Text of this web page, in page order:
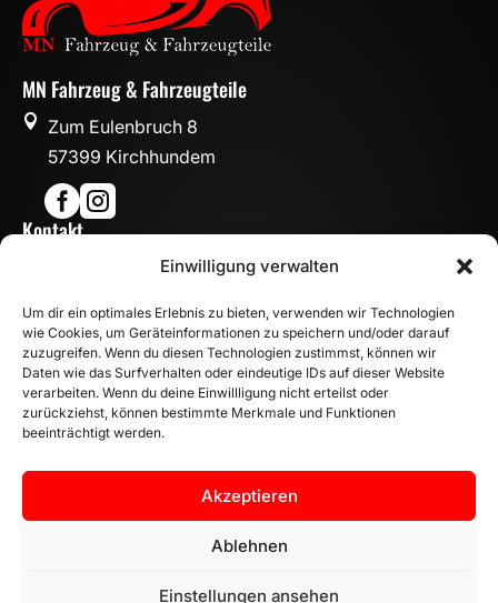
Einwilligung verwalten
Um dir ein optimales Erlebnis zu bieten, verwenden wir Technologien
wie Cookies, um Geräteinformationen zu speichern und/oder darauf
zuzugreifen. Wenn du diesen Technologien zustimmst, können wir
Daten wie das Surfverhalten oder eindeutige IDs auf dieser Website
verarbeiten. Wenn du deine Einwillligung nicht erteilst oder
zurückziehst, können bestimmte Merkmale und Funktionen
beeinträchtigt werden.
Akzeptieren
Ablehnen
Einstellungen ansehen
MN Fahrzeug & Fahrzeugteile

Zum Eulenbruch 8
57399 Kirchhundem

Kontakt
info@mn-fahrzeugteile.de
 WhatsApp
Öffnungszeiten
 Mo - Fr: 8:00 – 17:00 Uhr
Sa: 10:00 – 14:00 Uhr
INFORMATION
Zahlungsarten
Versandinformationen
Widerrufsbelehrung